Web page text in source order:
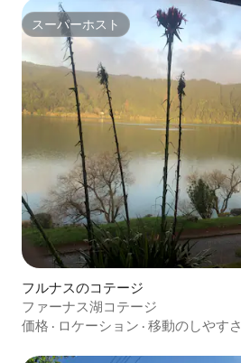
スーパーホスト
スーパーホスト
フルナスのコテージ
ファーナス湖コテージ
価格 · ロケーション · 移動のしやすさ